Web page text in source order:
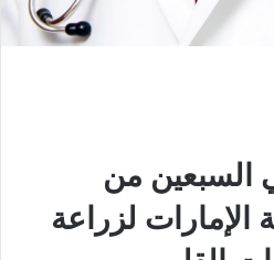
السبعين من
الإمارات لزراعة